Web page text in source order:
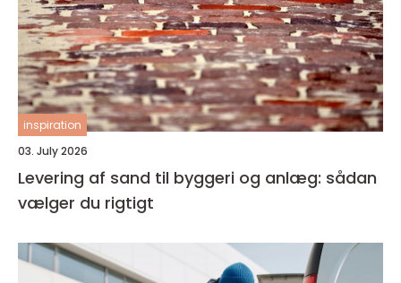
inspiration
03. July 2026
Levering af sand til byggeri og anlæg: sådan
vælger du rigtigt